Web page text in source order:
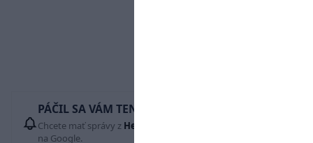
PÁČIL SA VÁM TENTO ČLÁNOK?
Chcete mať správy z Hetrik.sk
na Google.